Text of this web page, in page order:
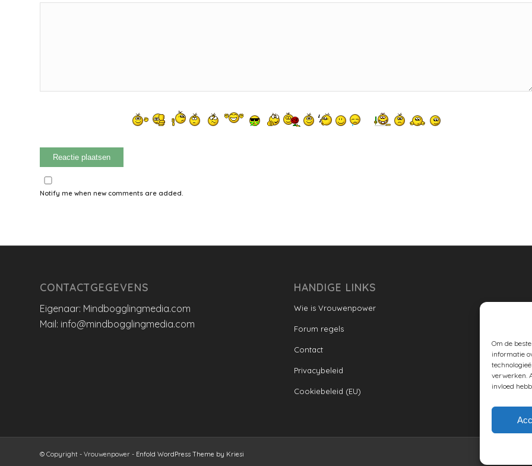
Om de
informatie
verwerken.
invloed
Notify me when new comments are added.
CONTACTGEGEVENS
Eigenaar: Mindbogglingmedia.com
Mail: info@mindbogglingmedia.com
HANDIGE LINKS
Wie is Vrouwenpower
Forum regels
Contact
Privacybeleid
Cookiebeleid (EU)
© Copyright - Vrouwenpower - Enfold WordPress Theme by Kriesi